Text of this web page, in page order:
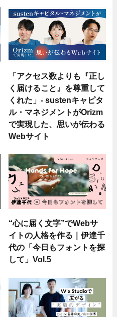
「アクセス数よりも『正し
く届けること』を尊重して
くれた」- sustenキャピタ
ル・マネジメントがOrizm
で実現した、思いが伝わる
Webサイト
“心に届く文字”でWebサ
イトの人格を作る｜伊達千
代の「今日もフォントを探
して」Vol.5